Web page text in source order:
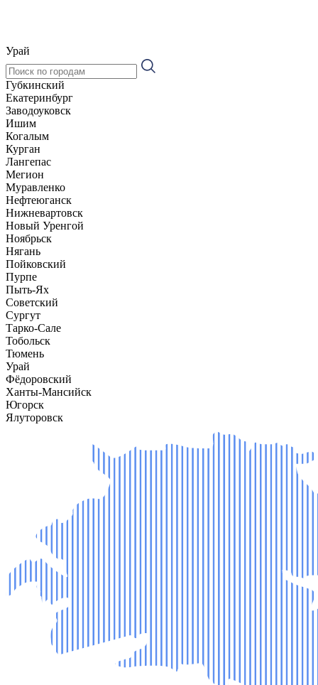
Урай
Губкинский
Екатеринбург
Заводоуковск
Ишим
Когалым
Курган
Лангепас
Мегион
Муравленко
Нефтеюганск
Нижневартовск
Новый Уренгой
Ноябрьск
Нягань
Пойковский
Пурпе
Пыть-Ях
Советский
Сургут
Тарко-Сале
Тобольск
Тюмень
Урай
Фёдоровский
Ханты-Мансийск
Югорск
Ялуторовск